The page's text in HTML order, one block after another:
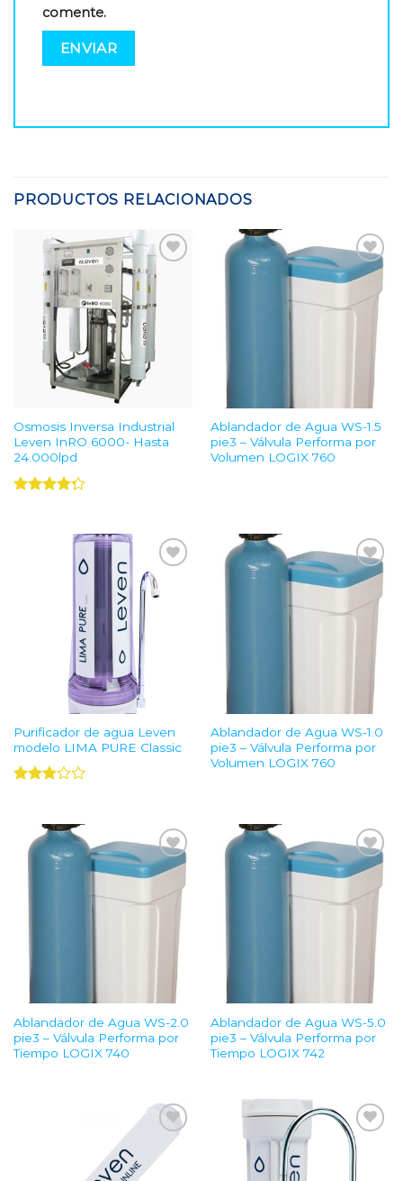
comente.
PRODUCTOS RELACIONADOS
Add to
Wishlist
Osmosis Inversa Industrial
Leven InRO 6000- Hasta
24.000lpd
Add to
Wishlist
Ablandador de Agua WS-1.5
pie3 – Válvula Performa por
Volumen LOGIX 760
Add to
Wishlist
Purificador de agua Leven
modelo LIMA PURE Classic
de 5
Add to
Wishlist
Ablandador de Agua WS-1.0
pie3 – Válvula Performa por
Volumen LOGIX 760
Add to
Wishlist
Ablandador de Agua WS-2.0
pie3 – Válvula Performa por
Tiempo LOGIX 740
Add to
Wishlist
Ablandador de Agua WS-5.0
pie3 – Válvula Performa por
Tiempo LOGIX 742
Add to
Wishlist
Add to
Wishlist